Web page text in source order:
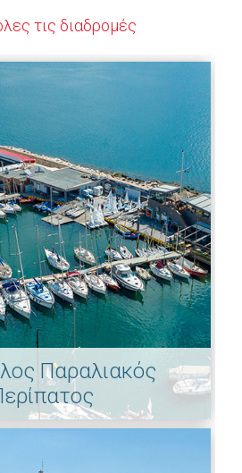
τις διαδρομές
Παραλιακός